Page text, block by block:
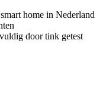
home in Nederland
door tink getest